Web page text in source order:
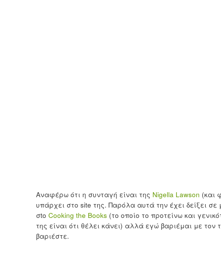
Αναφέρω ότι η συνταγή είναι της Nigella Lawson (και
υπάρχει στο site της. Παρόλα αυτά την έχει δείξει
σto Cooking the Books (το οποίο το προτείνω και
της είναι ότι θέλει κάνει) αλλά εγώ βαριέμαι με
βαριέστε.